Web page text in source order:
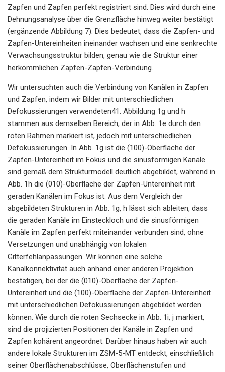
Zapfen und Zapfen perfekt registriert sind. Dies wird durch eine
Dehnungsanalyse über die Grenzfläche hinweg weiter bestätigt
(ergänzende Abbildung 7). Dies bedeutet, dass die Zapfen- und
Zapfen-Untereinheiten ineinander wachsen und eine senkrechte
Verwachsungsstruktur bilden, genau wie die Struktur einer
herkömmlichen Zapfen-Zapfen-Verbindung.
Wir untersuchten auch die Verbindung von Kanälen in Zapfen
und Zapfen, indem wir Bilder mit unterschiedlichen
Defokussierungen verwendeten41. Abbildung 1g und h
stammen aus demselben Bereich, der in Abb. 1e durch den
roten Rahmen markiert ist, jedoch mit unterschiedlichen
Defokussierungen. In Abb. 1g ist die (100)-Oberfläche der
Zapfen-Untereinheit im Fokus und die sinusförmigen Kanäle
sind gemäß dem Strukturmodell deutlich abgebildet, während in
Abb. 1h die (010)-Oberfläche der Zapfen-Untereinheit mit
geraden Kanälen im Fokus ist. Aus dem Vergleich der
abgebildeten Strukturen in Abb. 1g, h lässt sich ableiten, dass
die geraden Kanäle im Einsteckloch und die sinusförmigen
Kanäle im Zapfen perfekt miteinander verbunden sind, ohne
Versetzungen und unabhängig von lokalen
Gitterfehlanpassungen. Wir können eine solche
Kanalkonnektivität auch anhand einer anderen Projektion
bestätigen, bei der die (010)-Oberfläche der Zapfen-
Untereinheit und die (100)-Oberfläche der Zapfen-Untereinheit
mit unterschiedlichen Defokussierungen abgebildet werden
können. Wie durch die roten Sechsecke in Abb. 1i, j markiert,
sind die projizierten Positionen der Kanäle in Zapfen und
Zapfen kohärent angeordnet. Darüber hinaus haben wir auch
andere lokale Strukturen im ZSM-5-MT entdeckt, einschließlich
seiner Oberflächenabschlüsse, Oberflächenstufen und